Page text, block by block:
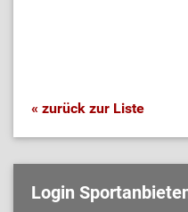
« zurück zur Liste
Login